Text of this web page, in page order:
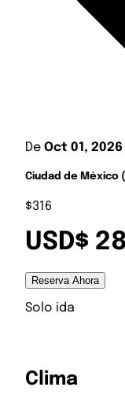
De Oct 01, 2026
Ciudad de México
$316
USD$
Reserva Ahora
Solo ida
Clima